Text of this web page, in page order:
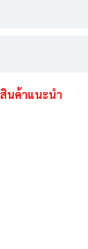
สินค้าแนะนำ